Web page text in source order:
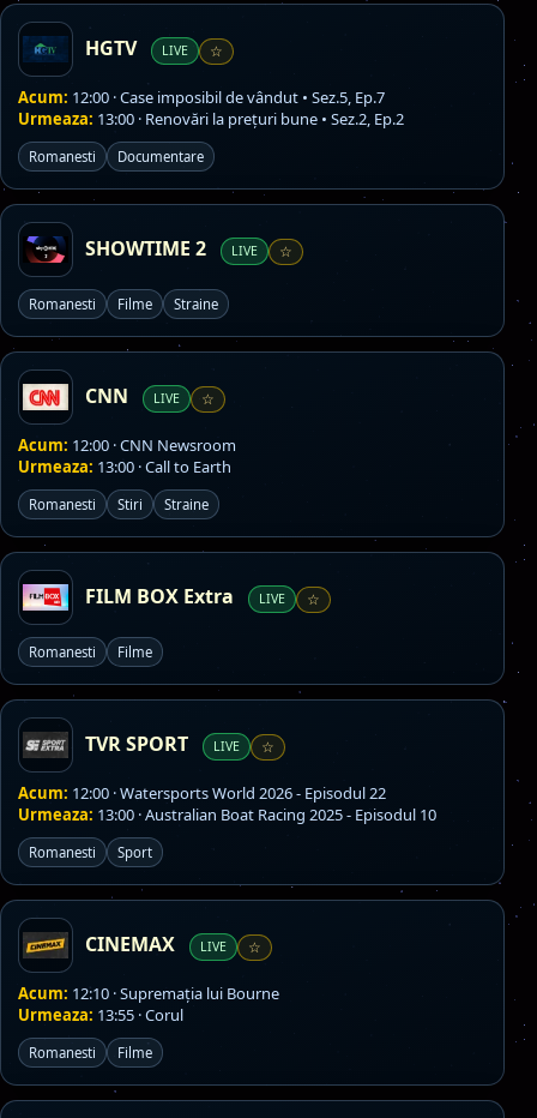
HGTV LIVE ☆
Acum: 12:00 · Case imposibil de vândut • Sez.5, Ep.7
Urmeaza: 13:00 · Renovări la prețuri bune • Sez.2, Ep.2
Romanesti Documentare
SHOWTIME 2 LIVE ☆
Romanesti Filme Straine
CNN LIVE ☆
Acum: 12:00 · CNN Newsroom
Urmeaza: 13:00 · Call to Earth
Romanesti Stiri Straine
FILM BOX Extra LIVE ☆
Romanesti Filme
TVR SPORT LIVE ☆
Acum: 12:00 · Watersports World 2026 - Episodul 22
Urmeaza: 13:00 · Australian Boat Racing 2025 - Episodul 10
Romanesti Sport
CINEMAX LIVE ☆
Acum: 12:10 · Supremația lui Bourne
Urmeaza: 13:55 · Corul
Romanesti Filme